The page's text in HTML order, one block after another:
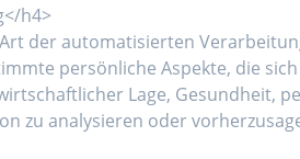
h4>
der automatisierten
persönliche Aspekte, die
Lage, Gesundheit,
zu analysieren oder